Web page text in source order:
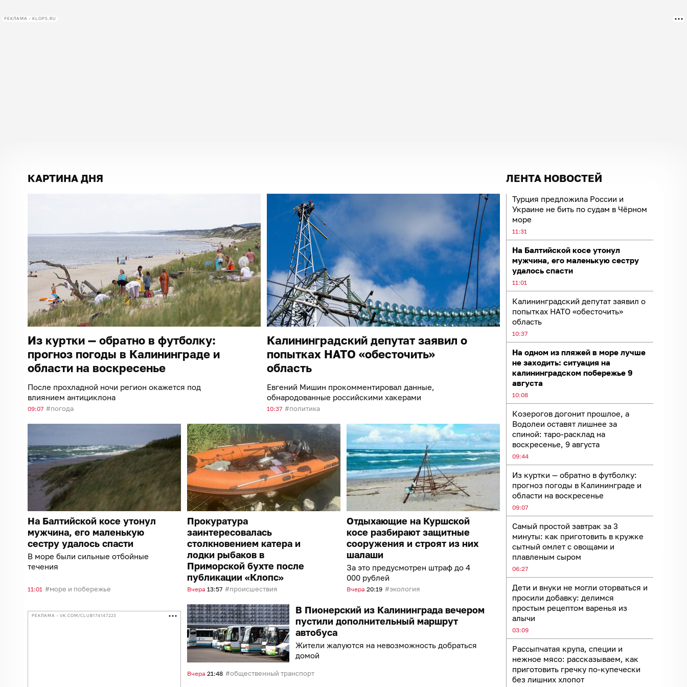
РЕКЛАМА • KLOPS.RU
ЛЕНТА НОВОСТЕЙ
Турция предложила России и
Украине не бить по судам в Чёрном
море
11:31
На Балтийской косе утонул
мужчина, его маленькую сестру
удалось спасти
11:01
Калининградский депутат заявил о
попытках НАТО «обесточить»
область
10:37
На одном из пляжей в море лучше
не заходить: ситуация на
калининградском побережье 9
августа
10:08
Козерогов догонит прошлое, а
Водолеи оставят лишнее за
спиной: таро-расклад на
воскресенье, 9 августа
09:44
Из куртки — обратно в футболку:
прогноз погоды в Калининграде и
области на воскресенье
09:07
Самый простой завтрак за 3
минуты: как приготовить в кружке
сытный омлет с овощами и
плавленым сыром
06:27
Дети и внуки не могли оторваться и
просили добавку: делимся
простым рецептом варенья из
алычи
03:09
Рассыпчатая крупа, специи и
нежное мясо: рассказываем, как
приготовить гречку по-купечески
без лишних хлопот
КАРТИНА ДНЯ
Из куртки — обратно в футболку:
прогноз погоды в Калининграде и
области на воскресенье
После прохладной ночи регион окажется под
влиянием антициклона
09:07 погода
Калининградский депутат заявил о
попытках НАТО «обесточить»
область
Евгений Мишин прокомментировал данные,
обнародованные российскими хакерами
10:37 политика
На Балтийской косе утонул
мужчина, его маленькую
сестру удалось спасти
В море были сильные отбойные
течения
11:01 море и побережье
Прокуратура
заинтересовалась
столкновением катера и
лодки рыбаков в
Приморской бухте после
публикации «Клопс»
Вчера 13:57 происшествия
Отдыхающие на Куршской
косе разбирают защитные
сооружения и строят из них
шалаши
За это предусмотрен штраф до 4
000 рублей
Вчера 20:19 экология
РЕКЛАМА • VK.COM/CLUB174147223
В Пионерский из Калининграда вечером
пустили дополнительный маршрут
автобуса
Жители жалуются на невозможность добраться
домой
Вчера 21:48 общественный транспорт